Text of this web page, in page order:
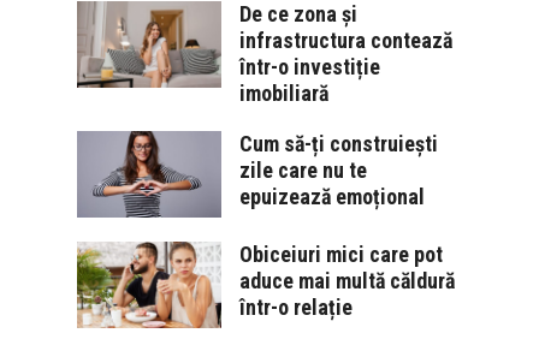
De ce zona și
infrastructura contează
într-o investiție
imobiliară
Cum să-ți construiești
zile care nu te
epuizează emoțional
Obiceiuri mici care pot
aduce mai multă căldură
într-o relație